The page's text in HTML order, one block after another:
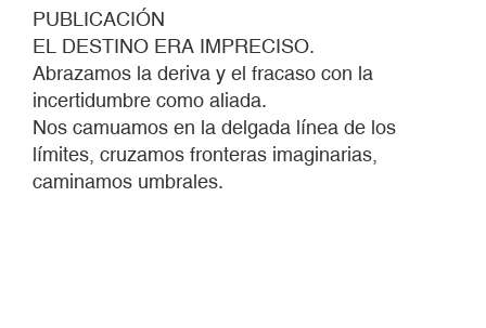
PUBLICACIÓN
EL DESTINO ERA IMPRECISO.
Abrazamos la deriva y el fracaso con la
incertidumbre como aliada.
Nos camuamos en la delgada línea de los
límites, cruzamos fronteras imaginarias,
caminamos umbrales.